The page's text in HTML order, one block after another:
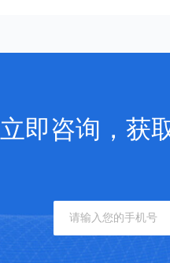
立即咨询，获